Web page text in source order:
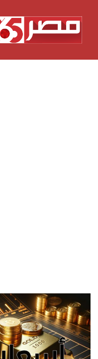
المحتوى